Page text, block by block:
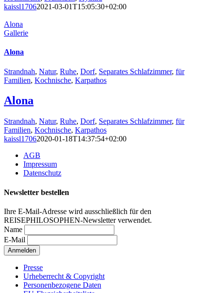
kaissl17062021-03-01T15:05:30+02:00
Alona
Gallerie
Alona
Strandnah, Natur, Ruhe, Dorf, Separates Schlafzimmer, für
Familien, Kochnische, Karpathos
Alona
Strandnah, Natur, Ruhe, Dorf, Separates Schlafzimmer, für
Familien, Kochnische, Karpathos
kaissl17062020-01-18T14:37:54+02:00
AGB
Impressum
Datenschutz
Newsletter bestellen
Ihre E-Mail-Adresse wird ausschließlich für den
REISEPHILOSOPHEN-Newsletter verwendet.
Name
E-Mail
Presse
Urheberrecht & Copyright
Personenbezogene Daten